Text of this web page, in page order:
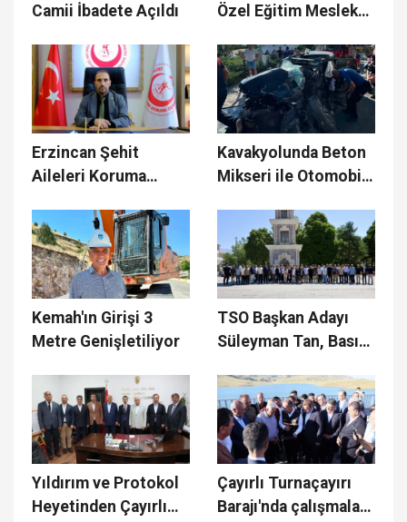
Camii İbadete Açıldı
Özel Eğitim Meslek
Erzincan Şehit
Aileleri Koruma
Abdulkadir Zengin'in
Acı Günü
Kavakyolunda Beton
Mikseri ile Otomobil
Kemah'ın Girişi 3
Metre Genişletiliyor
TSO Başkan Adayı
Süleyman Tan, Basın
Kahvaltıda Buluştu
Yıldırım ve Protokol
Heyetinden Çayırlı
Çayırlı Turnaçayırı
Barajı'nda çalışmalar